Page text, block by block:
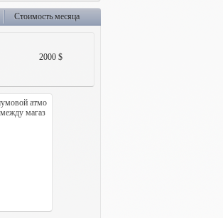
Стоимость месяца
2000 $
атмо
магаз